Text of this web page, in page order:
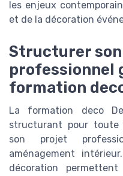
les enjeux
et de la décoration
Structurer
professionnel
formation
La formation deco
structurant pour toute
son projet
aménagement
décoration